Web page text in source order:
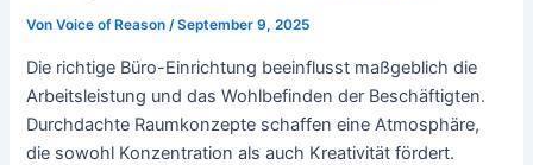
VonVoice of Reason/September 9, 2025
Die richtige Büro-Einrichtung beeinflusst maßgeblich die
Arbeitsleistung und das Wohlbefinden der Beschäftigten.
Durchdachte Raumkonzepte schaffen eine Atmosphäre,
die sowohl Konzentration als auch Kreativität fördert.